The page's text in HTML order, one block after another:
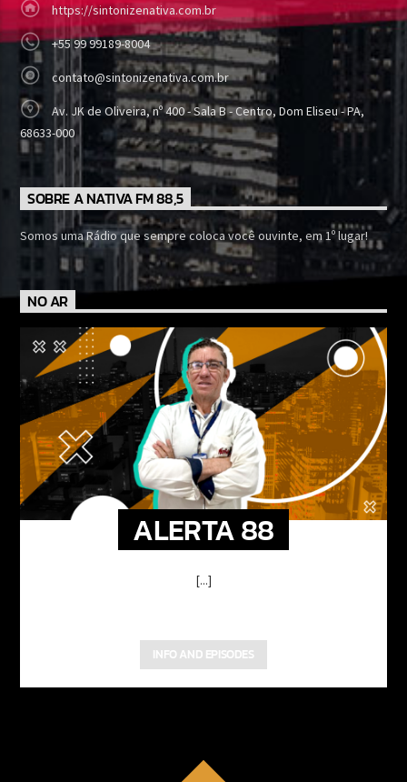
https://sintonizenativa.com.br
+55 99 99189-8004
contato@sintonizenativa.com.br
Av. JK de Oliveira, nº 400 - Sala B - Centro, Dom Eliseu - PA,
68633-000
SOBRE A NATIVA FM 88,5
Somos uma Rádio que sempre coloca você ouvinte, em 1º lugar!
NO AR
ALERTA 88
[...]
INFO AND EPISODES